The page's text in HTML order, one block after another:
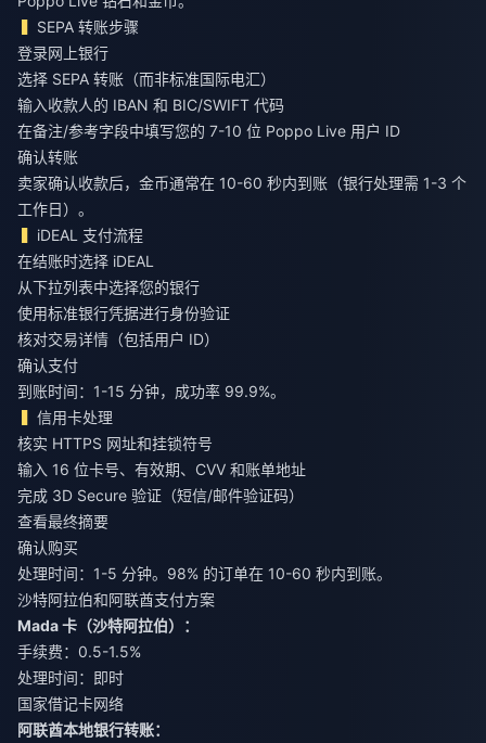
SEPA 转账步骤
登录网上银行
选择 SEPA 转账（而非标准国际电汇）
输入收款人的 IBAN 和 BIC/SWIFT 代码
在备注/参考字段中填写您的 7-10 位 Poppo Live 用户 ID
确认转账
卖家确认收款后，金币通常在 10-60 秒内到账（银行处理需 1-3 个
工作日）。
iDEAL 支付流程
在结账时选择 iDEAL
从下拉列表中选择您的银行
使用标准银行凭据进行身份验证
核对交易详情（包括用户 ID）
确认支付
到账时间：1-15 分钟，成功率 99.9%。
信用卡处理
核实 HTTPS 网址和挂锁符号
输入 16 位卡号、有效期、CVV 和账单地址
完成 3D Secure 验证（短信/邮件验证码）
查看最终摘要
确认购买
处理时间：1-5 分钟。98% 的订单在 10-60 秒内到账。
沙特阿拉伯和阿联酋支付方案
Mada 卡（沙特阿拉伯）：
手续费：0.5-1.5%
处理时间：即时
国家借记卡网络
阿联酋本地银行转账：